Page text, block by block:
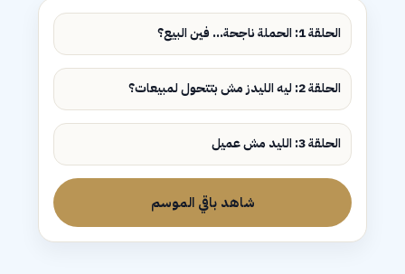
الحلقة 1: الحملة ناجحة... فين البيع؟
الحلقة 2: ليه الليدز مش بتتحول لمبيعات؟
الحلقة 3: الليد مش عميل
شاهد باقي الموسم